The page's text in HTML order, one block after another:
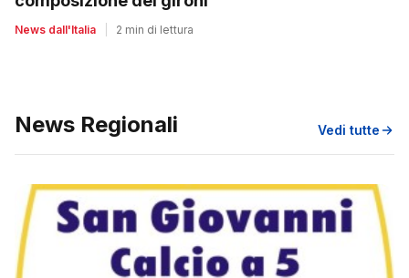
News dall'Italia 2 min di lettura
News Regionali Vedi tutte